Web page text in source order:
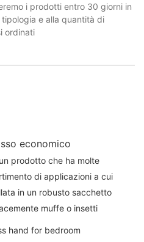
i prodotti entro 30 giorni in
tipologia e alla quantità di
ordinati
economico
prodotto che ha molte
di applicazioni a cui
in un robusto sacchetto
muffe o insetti